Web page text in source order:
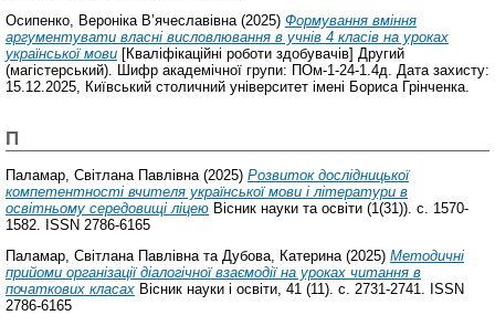
Осипенко, Вероніка В’ячеславівна(2025) Формування вміння
аргументувати власні висловлювання в учнів 4 класів на уроках
української мови [Кваліфікаційні роботи здобувачів] Другий
(магістерський). Шифр академічної групи: ПОм-1-24-1.4д. Дата захисту:
15.12.2025, Київський столичний університет імені Бориса Грінченка.
П
Паламар, Світлана Павлівна (2025) Розвиток дослідницької
компетентності вчителя української мови і літератури в
освітньому середовищі ліцею Вісник науки та освіти (1(31)). с. 1570-
1582. ISSN 2786-6165
Паламар, Світлана Павлівна та Дубова, Катерина (2025) Методичні
прийоми організації діалогічної взаємодії на уроках читання в
початкових класах Вісник науки і освіти, 41 (11). с. 2731-2741. ISSN
2786-6165